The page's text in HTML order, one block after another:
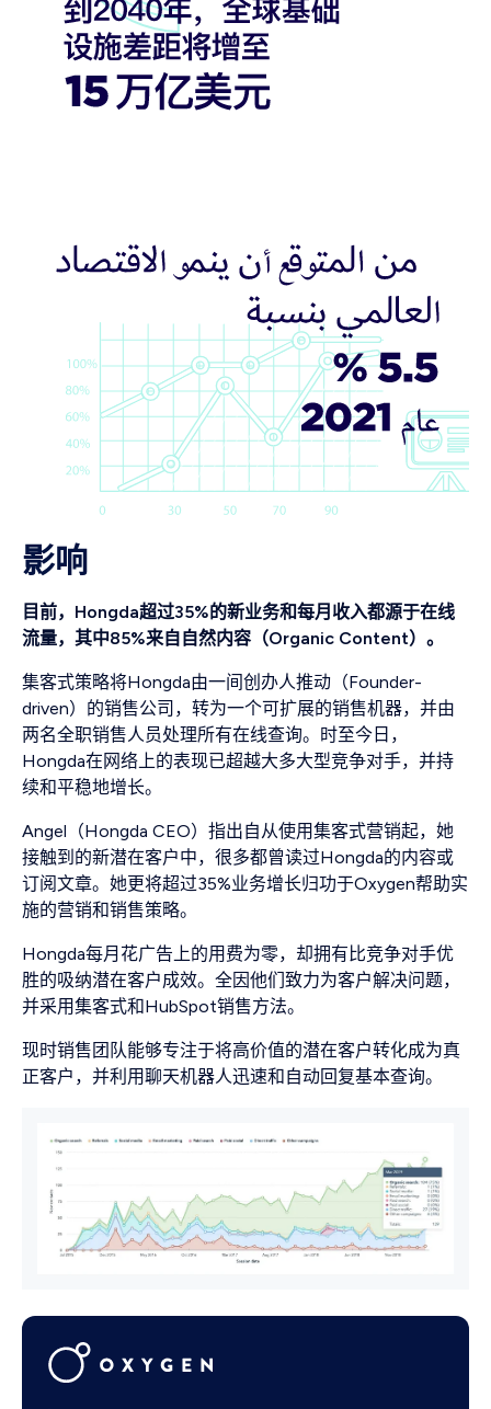
影响
目前，Hongda超过35%的新业务和每月收入都源于在线
流量，其中85%来自自然内容（Organic Content）。
集客式策略将Hongda由一间创办人推动（Founder-
driven）的销售公司，转为一个可扩展的销售机器，并由
两名全职销售人员处理所有在线查询。时至今日，
Hongda在网络上的表现已超越大多大型竞争对手，并持
续和平稳地增长。
Angel（Hongda CEO）指出自从使用集客式营销起，她
接触到的新潜在客户中，很多都曾读过Hongda的内容或
订阅文章。她更将超过35%业务增长归功于Oxygen帮助实
施的营销和销售策略。
Hongda每月花广告上的用费为零，却拥有比竞争对手优
胜的吸纳潜在客户成效。全因他们致力为客户解决问题，
并采用集客式和HubSpot销售方法。
现时销售团队能够专注于将高价值的潜在客户转化成为真
正客户，并利用聊天机器人迅速和自动回复基本查询。